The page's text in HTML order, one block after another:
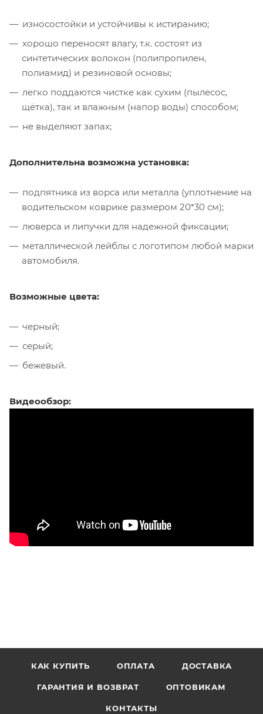
износостойки и устойчивы к истиранию;
хорошо переносят влагу, т.к. состоят из
синтетических волокон (полипропилен,
полиамид) и резиновой основы;
легко поддаются чистке как сухим (пылесос,
щётка), так и влажным (напор воды) способом;
не выделяют запах;
Дополнительна возможна установка:
подпятника из ворса или металла (уплотнение на
водительском коврике размером 20*30 см);
люверса и липучки для надежной фиксации;
металлической лейблы с логотипом любой марки
автомобиля.
Возможные цвета:
черный;
серый;
бежевый.
Видеообзор:
КАК КУПИТЬ ОПЛАТА ДОСТАВКА
ГАРАНТИЯ И ВОЗВРАТ ОПТОВИКАМ
КОНТАКТЫ